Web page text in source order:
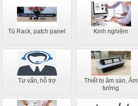
Tủ Rack, patch panel Kinh nghiệm
Tư vấn, hỗ trợ
Thiết bị âm sàn, Âm
tường